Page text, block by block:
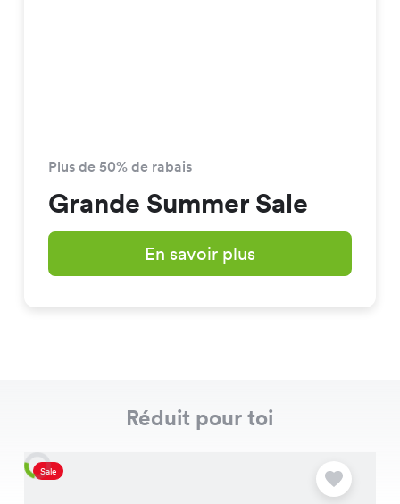
Plus de 50% de rabais
Grande Summer Sale
En savoir plus
Réduit pour toi
Sale